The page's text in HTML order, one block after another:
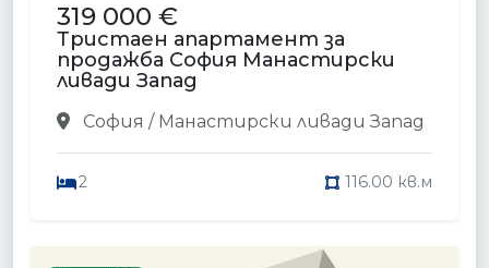
319 000 €
Тристаен апартамент за
продажба София Манастирски
ливади Запад
София / Манастирски ливади Запад
2 116.00 кв.м